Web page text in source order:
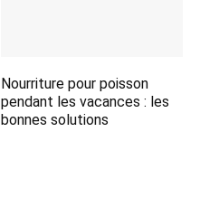
Nourriture pour poisson
pendant les vacances : les
bonnes solutions